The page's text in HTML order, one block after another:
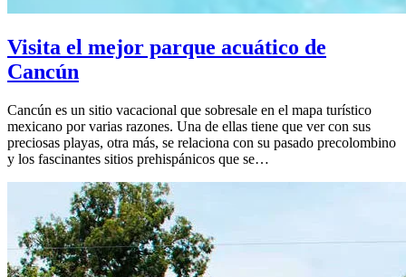
Visita el mejor parque acuático de
Cancún
Cancún es un sitio vacacional que sobresale en el mapa turístico
mexicano por varias razones. Una de ellas tiene que ver con sus
preciosas playas, otra más, se relaciona con su pasado precolombino
y los fascinantes sitios prehispánicos que se…